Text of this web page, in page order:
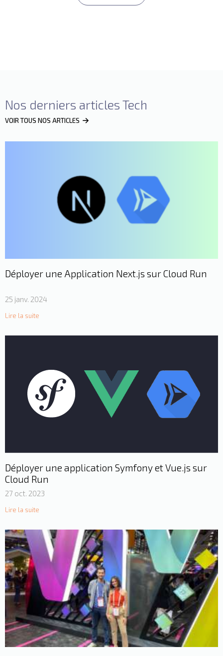
Nos derniers articles Tech
VOIR TOUS NOS ARTICLES
Déployer une Application Next.js sur Cloud Run
25 janv. 2024
Lire la suite
Déployer une application Symfony et Vue.js sur
Cloud Run
27 oct. 2023
Lire la suite